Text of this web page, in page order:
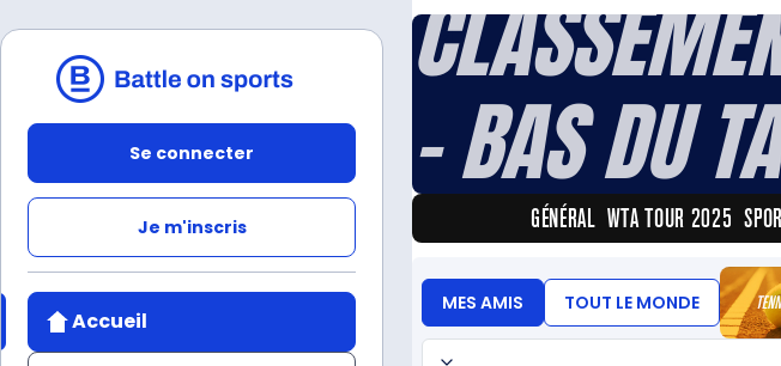
Se connecter
Je m'inscris
Accueil
- BAS DU
Défi
GÉNÉRAL WTA TOUR 2025
MES AMIS TOUT LE MONDE